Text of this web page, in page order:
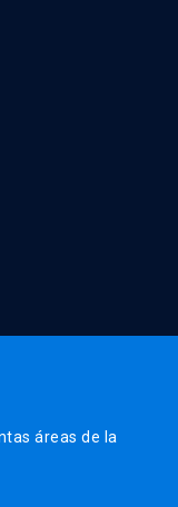
áreas de la